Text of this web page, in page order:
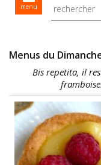
menu
Mes recettes de
Menus du
Bis repetita, il